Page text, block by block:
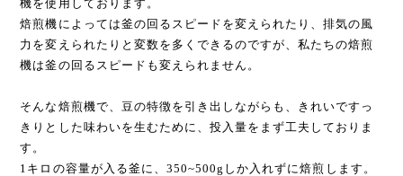
機を使用しております。
焙煎機によっては釜の回るスピードを変えられたり、排気の風
力を変えられたりと変数を多くできるのですが、私たちの焙煎
機は釜の回るスピードも変えられません。
そんな焙煎機で、豆の特徴を引き出しながらも、きれいですっ
きりとした味わいを生むために、投入量をまず工夫しておりま
す。
1キロの容量が入る釜に、350~500gしか入れずに焙煎します。